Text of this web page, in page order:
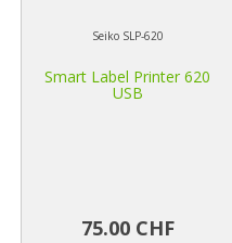
Seiko SLP-620
Smart Label Printer 620
USB
75.00 CHF